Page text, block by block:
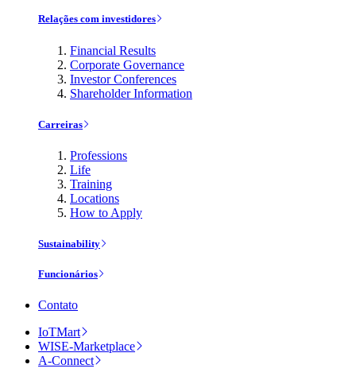
Relações com investidores
Financial Results
Corporate Governance
Investor Conferences
Shareholder Information
Carreiras
Professions
Life
Training
Locations
How to Apply
Sustainability
Funcionários
Contato
IoTMart
WISE-Marketplace
A-Connect